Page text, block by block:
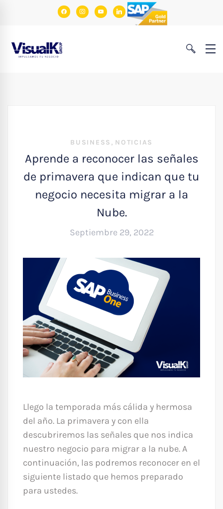
facebookinstagram
youtubelinkedin
BUSINESS , NOTICIAS
Aprende a reconocer las señales
de primavera que indican que tu
negocio necesita migrar a la
Nube.
Septiembre 29, 2022
Llego la temporada más cálida y hermosa
del año. La primavera y con ella
descubriremos las señales que nos indica
nuestro negocio para migrar a la nube. A
continuación, las podremos reconocer en el
siguiente listado que hemos preparado
para ustedes.